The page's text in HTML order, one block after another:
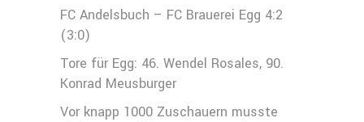
FC Andelsbuch – FC Brauerei Egg 4:2
(3:0)
Tore für Egg: 46. Wendel Rosales, 90.
Konrad Meusburger
Vor knapp 1000 Zuschauern musste